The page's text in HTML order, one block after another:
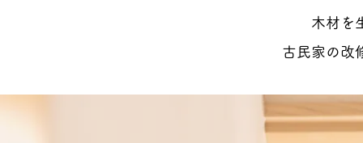
木材を
古民家の改